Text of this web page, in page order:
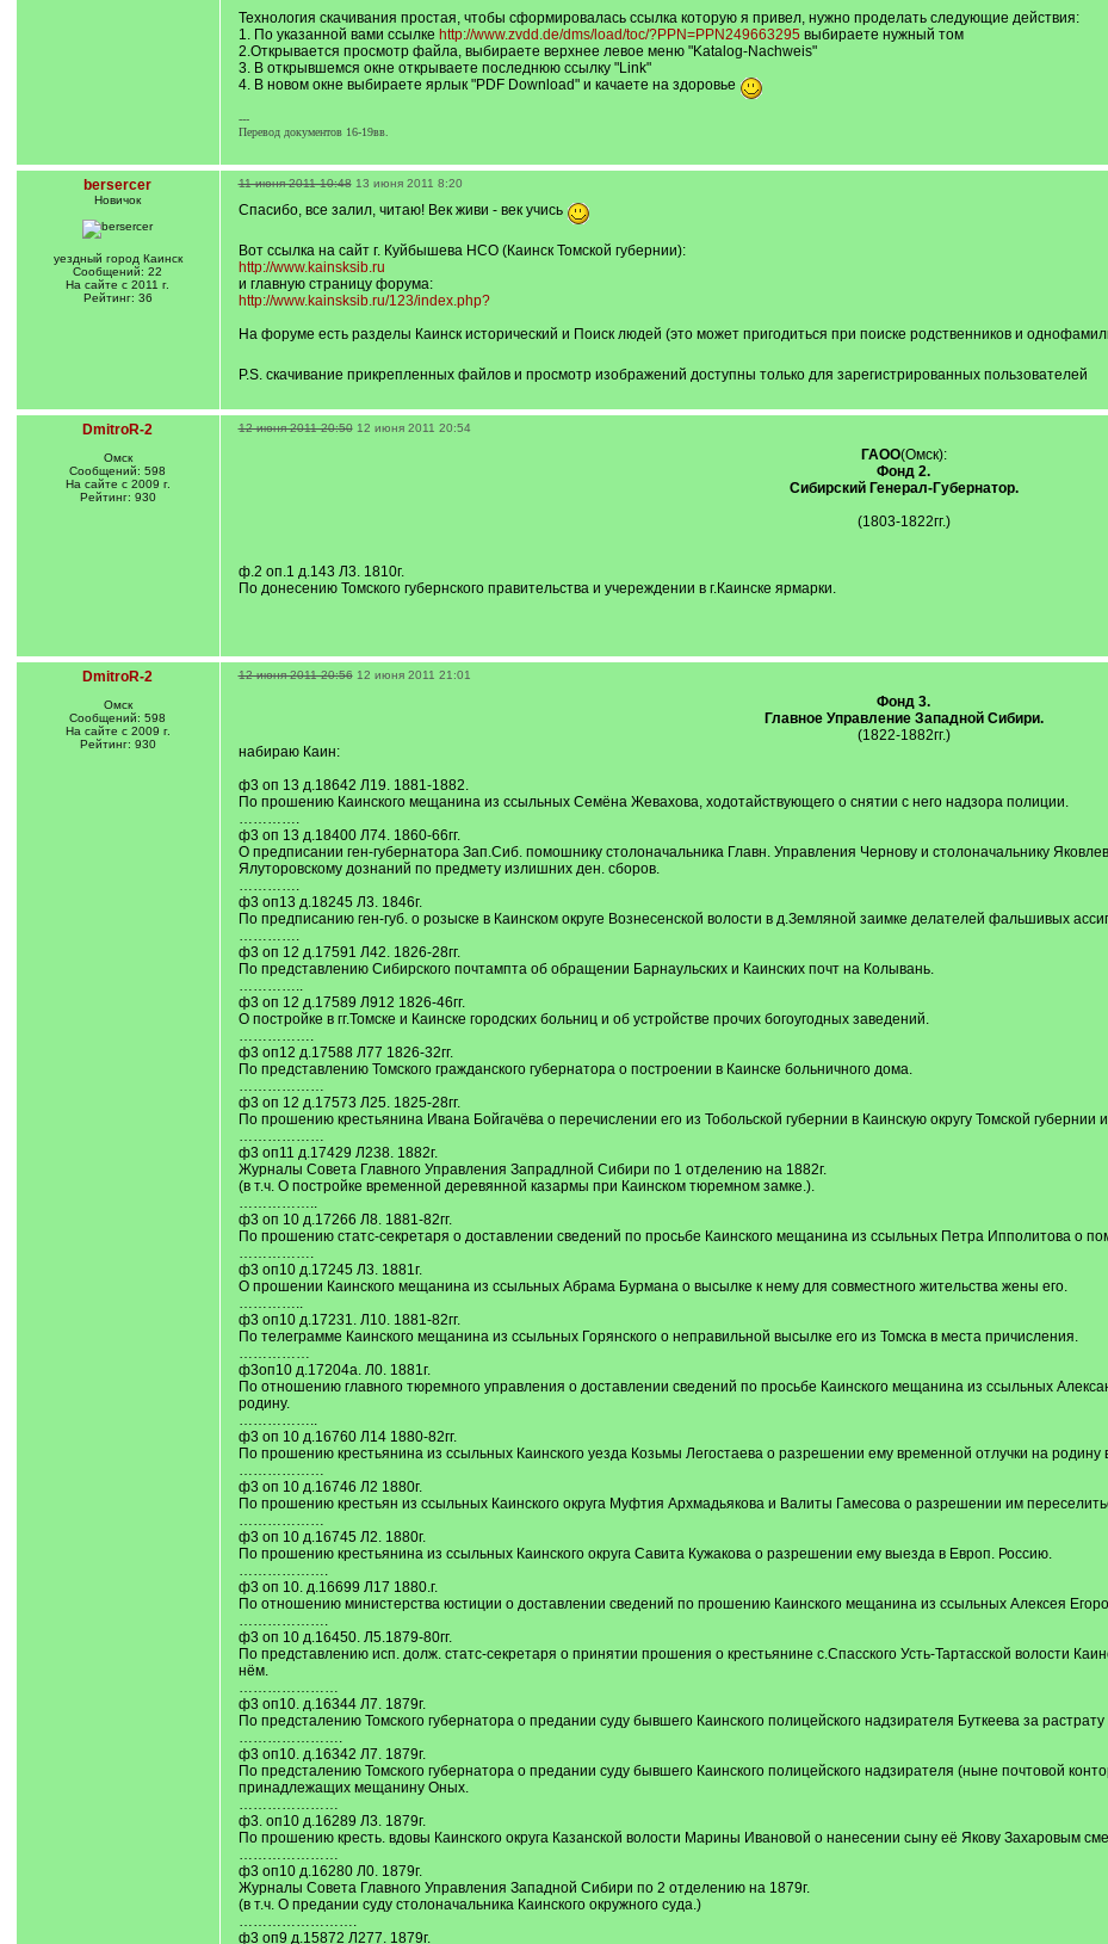
]
Технология скачивания простая, чтобы сформировалась ссылка которую я привел, нужно проделать следующие действия:
1. По указанной вами ссылке http://www.zvdd.de/dms/load/toc/?PPN=PPN249663295выбираете нужный том
2.Открывается просмотр файла, выбираете верхнее левое меню "Katalog-Nachweis"
3. В открывшемся окне открываете последнюю ссылку "Link"
4. В новом окне выбираете ярлык "PDF Download" и качаете на здоровье
---
Перевод документов 16-19вв.
bersercer
Новичок
уездный город Каинск
Сообщений: 22
На сайте с 2011 г.
Рейтинг: 36
11 июня 2011 10:48 13 июня 2011 8:20
Спасибо, все залил, читаю! Век живи - век учись
Вот ссылка на сайт г. Куйбышева НСО (Каинск Томской губернии):
http://www.kainsksib.ru
и главную страницу форума:
http://www.kainsksib.ru/123/index.php?
На форуме есть разделы Каинск исторический и Поиск людей (это может пригодиться при поиске родственников и
P.S. скачивание прикрепленных файлов и просмотр изображений доступны только для зарегистрированных пользователей
DmitroR-2
Омск
Сообщений: 598
На сайте с 2009 г.
Рейтинг: 930
12 июня 2011 20:50 12 июня 2011 20:54
ГАОО(Омск):
Фонд 2.
Сибирский Генерал-Губернатор.
(1803-1822гг.)
ф.2 оп.1 д.143 Л3. 1810г.
По донесению Томского губернского правительства и учереждении в г.Каинске ярмарки.
DmitroR-2
Омск
Сообщений: 598
На сайте с 2009 г.
Рейтинг: 930
12 июня 2011 20:56 12 июня 2011 21:01
Фонд 3.
Главное Управление Западной Сибири.
(1822-1882гг.)
набираю Каин:
ф3 оп 13 д.18642 Л19. 1881-1882.
По прошению Каинского мещанина из ссыльных Семёна Жевахова, ходотайствующего о снятии с него надзора полиции.
………….
ф3 оп 13 д.18400 Л74. 1860-66гг.
О предписании ген-губернатора Зап.Сиб. помошнику столоначальника Главн. Управления Чернову и столоначальнику
Ялуторовскому дознаний по предмету излишних ден. сборов.
………….
ф3 оп13 д.18245 Л3. 1846г.
По предписанию ген-губ. о розыске в Каинском округе Вознесенской волости в д.Земляной заимке делателей фальшивых
………….
ф3 оп 12 д.17591 Л42. 1826-28гг.
По представлению Сибирского почтампта об обращении Барнаульских и Каинских почт на Колывань.
…………..
ф3 оп 12 д.17589 Л912 1826-46гг.
О постройке в гг.Томске и Каинске городских больниц и об устройстве прочих богоугодных заведений.
…………….
ф3 оп12 д.17588 Л77 1826-32гг.
По представлению Томского гражданского губернатора о построении в Каинске больничного дома.
………………
ф3 оп 12 д.17573 Л25. 1825-28гг.
По прошению крестьянина Ивана Бойгачёва о перечислении его из Тобольской губернии в Каинскую округу Томской
………………
ф3 оп11 д.17429 Л238. 1882г.
Журналы Совета Главного Управления Запрадлной Сибири по 1 отделению на 1882г.
(в т.ч. О постройке временной деревянной казармы при Каинском тюремном замке.).
……………..
ф3 оп 10 д.17266 Л8. 1881-82гг.
По прошению статс-секретаря о доставлении сведений по просьбе Каинского мещанина из ссыльных Петра Ипполитова о
…………….
ф3 оп10 д.17245 Л3. 1881г.
О прошении Каинского мещанина из ссыльных Абрама Бурмана о высылке к нему для совместного жительства жены его.
…………..
ф3 оп10 д.17231. Л10. 1881-82гг.
По телеграмме Каинского мещанина из ссыльных Горянского о неправильной высылке его из Томска в места причисления.
……………
ф3оп10 д.17204а. Л0. 1881г.
По отношению главного тюремного управления о доставлении сведений по просьбе Каинского мещанина из ссыльных
родину.
……………..
ф3 оп 10 д.16760 Л14 1880-82гг.
По прошению крестьянина из ссыльных Каинского уезда Козьмы Легостаева о разрешении ему временной отлучки на
………………
ф3 оп 10 д.16746 Л2 1880г.
По прошению крестьян из ссыльных Каинского округа Муфтия Архмадьякова и Валиты Гамесова о разрешении им
………………
ф3 оп 10 д.16745 Л2. 1880г.
По прошению крестьянина из ссыльных Каинского округа Савита Кужакова о разрешении ему выезда в Европ. Россию.
……………….
ф3 оп 10. д.16699 Л17 1880.г.
По отношению министерства юстиции о доставлении сведений по прошению Каинского мещанина из ссыльных Алексея
……………….
ф3 оп 10 д.16450. Л5.1879-80гг.
По представлению исп. долж. статс-секретаря о принятии прошения о крестьянине с.Спасского Усть-Тартасской волости
нём.
…………………
ф3 оп10. д.16344 Л7. 1879г.
По предсталению Томского губернатора о предании суду бывшего Каинского полицейского надзирателя Буткеева за растрату
………………….
ф3 оп10. д.16342 Л7. 1879г.
По предсталению Томского губернатора о предании суду бывшего Каинского полицейского надзирателя (ныне почтовой
принадлежащих мещанину Оных.
…………………
ф3. оп10 д.16289 Л3. 1879г.
По прошению кресть. вдовы Каинского округа Казанской волости Марины Ивановой о нанесении сыну её Якову Захаровым
…………………
ф3 оп10 д.16280 Л0. 1879г.
Журналы Совета Главного Управления Западной Сибири по 2 отделению на 1879г.
(в т.ч. О предании суду столоначальника Каинского окружного суда.)
…………………….
ф3 оп9 д.15872 Л277. 1879г.